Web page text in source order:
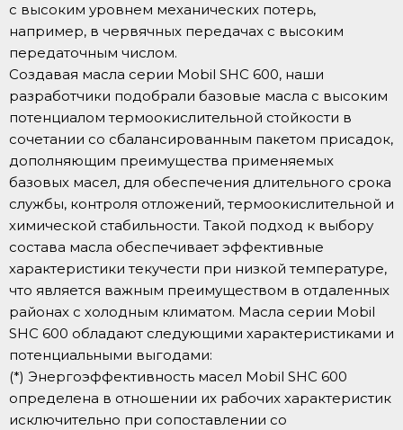
с высоким уровнем механических потерь,
например, в червячных передачах с высоким
передаточным числом.
Создавая масла серии Mobil SHC 600, наши
разработчики подобрали базовые масла с высоким
потенциалом термоокислительной стойкости в
сочетании со сбалансированным пакетом присадок,
дополняющим преимущества применяемых
базовых масел, для обеспечения длительного срока
службы, контроля отложений, термоокислительной и
химической стабильности. Такой подход к выбору
состава масла обеспечивает эффективные
характеристики текучести при низкой температуре,
что является важным преимуществом в отдаленных
районах с холодным климатом. Масла серии Mobil
SHC 600 обладают следующими характеристиками и
потенциальными выгодами:
(*) Энергоэффективность масел Mobil SHC 600
определена в отношении их рабочих характеристик
исключительно при сопоставлении со